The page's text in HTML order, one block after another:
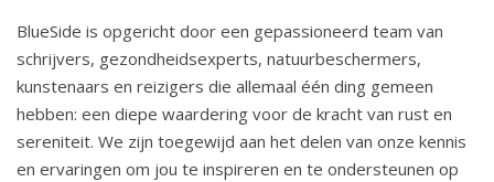
BlueSide is opgericht door een gepassioneerd team van
schrijvers, gezondheidsexperts, natuurbeschermers,
kunstenaars en reizigers die allemaal één ding gemeen
hebben: een diepe waardering voor de kracht van rust en
sereniteit. We zijn toegewijd aan het delen van onze kennis
en ervaringen om jou te inspireren en te ondersteunen op